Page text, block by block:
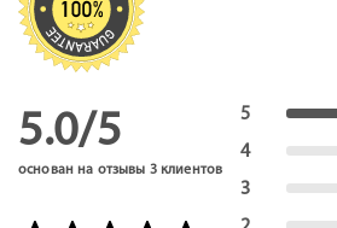
5.0/5
основан на отзывы 3клиентов
5
4
3